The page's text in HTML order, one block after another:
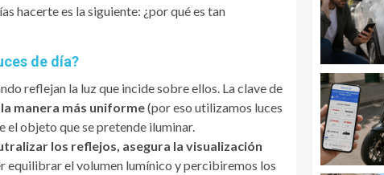
hacerte es la siguiente: ¿por qué es tan
de día?
reflejan la luz que incide sobre ellos. La clave de
manera más uniforme(por eso utilizamos luces
el objeto que se pretende iluminar.
los reflejos, asegura la visualización
equilibrar el volumen lumínico y percibiremos los